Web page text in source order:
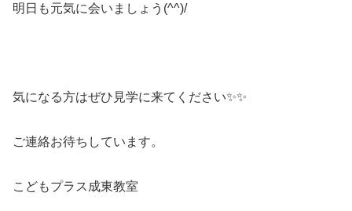
明日も元気に会いましょう(^^)/
気になる方はぜひ見学に来てください✨✨
ご連絡お待ちしています。
こどもプラス成東教室